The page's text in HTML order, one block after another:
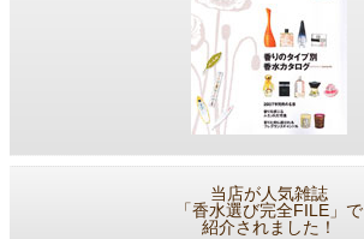
当店が人気雑誌
「香水選び完全FILE」で
紹介されました！